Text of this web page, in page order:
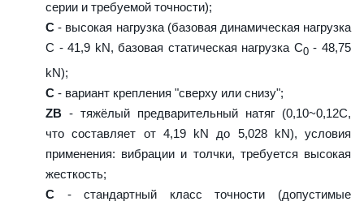
серии и требуемой точности);
C - высокая нагрузка (базовая динамическая нагрузка
C - 41,9 kN, базовая статическая нагрузка С0- 48,75
kN);
C - вариант крепления "сверху или снизу";
ZB - тяжёлый предварительный натяг (0,10~0,12C,
что составляет от 4,19 kN до 5,028 kN), условия
применения: вибрации и толчки, требуется высокая
жесткость;
C - стандартный класс точности (допустимые